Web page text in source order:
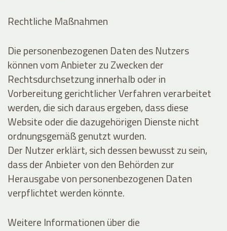
Rechtliche Maßnahmen
Die personenbezogenen Daten des Nutzers
können vom Anbieter zu Zwecken der
Rechtsdurchsetzung innerhalb oder in
Vorbereitung gerichtlicher Verfahren verarbeitet
werden, die sich daraus ergeben, dass diese
Website oder die dazugehörigen Dienste nicht
ordnungsgemäß genutzt wurden.
Der Nutzer erklärt, sich dessen bewusst zu sein,
dass der Anbieter von den Behörden zur
Herausgabe von personenbezogenen Daten
verpflichtet werden könnte.
Weitere Informationen über die